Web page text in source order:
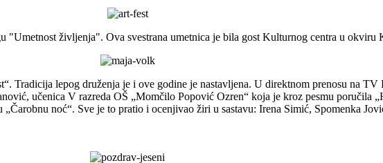
življenja". Ova svestrana umetnica je bila gost Kulturnog centra u okviru
Tradicija lepog druženja je i ove godine je nastavljena. U direktnom prenosu na
učenica V razreda OŠ „Momčilo Popović Ozren“ koja je kroz pesmu poručila
noć“. Sve je to pratio i ocenjivao žiri u sastavu: Irena Simić, Spomenka